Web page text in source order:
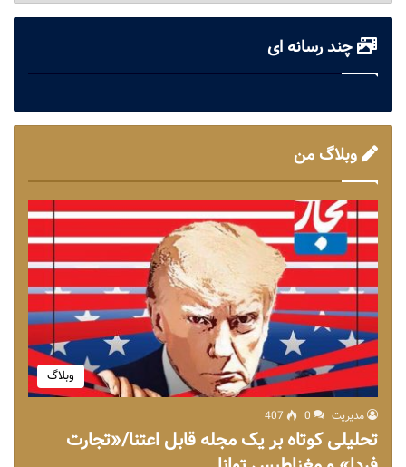
چند رسانه ای
وبلاگ من
وبلاگ
مدیریت 0
407
تحلیلی کوتاه بر یک مجله قابل اعتنا/«تجارت